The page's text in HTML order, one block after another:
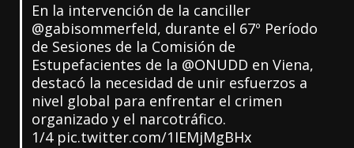
En la intervención de la canciller
@gabisommerfeld, durante el 67º Período
de Sesiones de la Comisión de
Estupefacientes de la @ONUDD en Viena,
destacó la necesidad de unir esfuerzos a
nivel global para enfrentar el crimen
organizado y el narcotráfico.
1/4 pic.twitter.com/1IEMjMgBHx